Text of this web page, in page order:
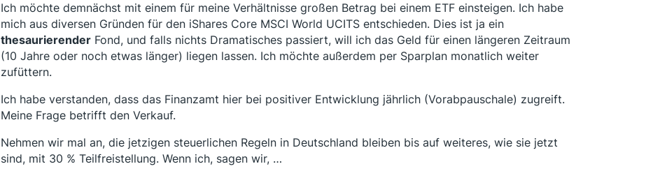
Ich möchte demnächst mit einem für meine Verhältnisse großen Betrag bei einem ETF einsteigen. Ich habe
mich aus diversen Gründen für den iShares Core MSCI World UCITS entschieden. Dies ist ja ein
thesaurierender Fond, und falls nichts Dramatisches passiert, will ich das Geld für einen längeren Zeitraum
(10 Jahre oder noch etwas länger) liegen lassen. Ich möchte außerdem per Sparplan monatlich weiter
zufüttern.
Ich habe verstanden, dass das Finanzamt hier bei positiver Entwicklung jährlich (Vorabpauschale) zugreift.
Meine Frage betrifft den Verkauf.
Nehmen wir mal an, die jetzigen steuerlichen Regeln in Deutschland bleiben bis auf weiteres, wie sie jetzt
sind, mit 30 % Teilfreistellung. Wenn ich, sagen wir, …